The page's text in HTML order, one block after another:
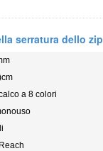
serratura dello zip
a 8 colori